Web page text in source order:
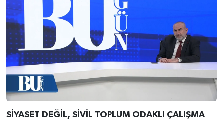
SİYASET DEĞİL, SİVİL TOPLUM ODAKLI ÇALIŞMA